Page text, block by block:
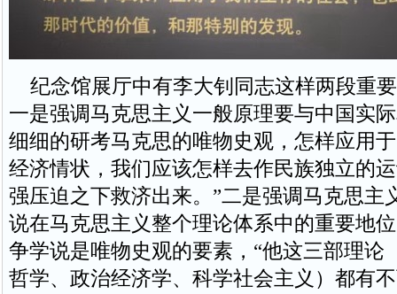
纪念馆展厅中有李大钊同志这样两段重
一是强调马克思主义一般原理要与中国实
细细的研考马克思的唯物史观，怎样应用
经济情状，我们应该怎样去作民族独立的
强压迫之下救济出来。”二是强调马克思主
说在马克思主义整个理论体系中的重要地
争学说是唯物史观的要素，“他这三部理论
哲学、政治经济学、科学社会主义）都有